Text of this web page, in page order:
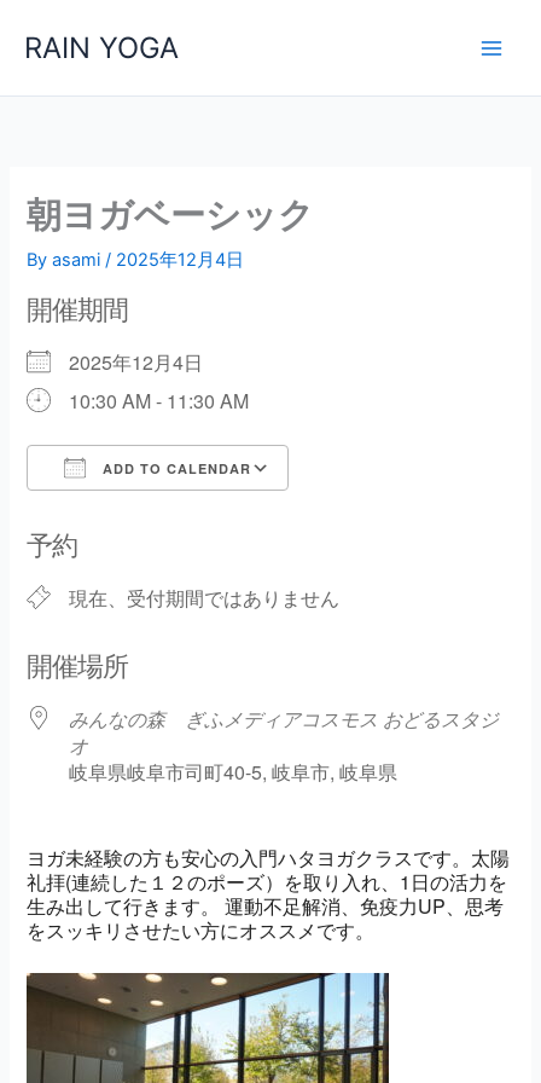
ス
RAIN YOGA
朝ヨガベーシック
Byasami/ 2025年12月4日
開催期間
2025年12月4日
10:30 AM - 11:30 AM
ADD TO CALENDAR
予約
現在、受付期間ではありません
開催場所
みんなの森 ぎふメディアコスモス おどるスタジ
オ
岐阜県岐阜市司町40-5, 岐阜市, 岐阜県
ヨガ未経験の方も安心の入門ハタヨガクラスです。太陽
礼拝(連続した１２のポーズ）を取り入れ、1日の活力を
生み出して行きます。 運動不足解消、免疫力UP、思考
をスッキリさせたい方にオススメです。